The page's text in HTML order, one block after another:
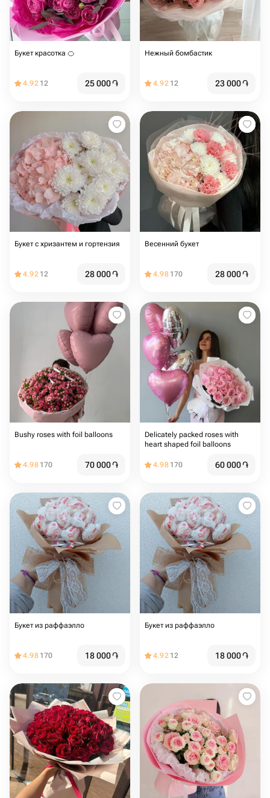
Букет красотка 🍊
4.92 12 25 000֏
Нежный бомбастик
4.92 12 23 000֏
Букет с хризантем и гортензия
4.92 12 28 000֏
Весенний букет
4.98 170 28 000֏
Bushy roses with foil balloons
4.98 170 70 000֏
Delicately packed roses with
heart shaped foil balloons
4.98 170 60 000֏
Букет из раффаэлло
4.98 170 18 000֏
Букет из раффаэлло
4.92 12 18 000֏